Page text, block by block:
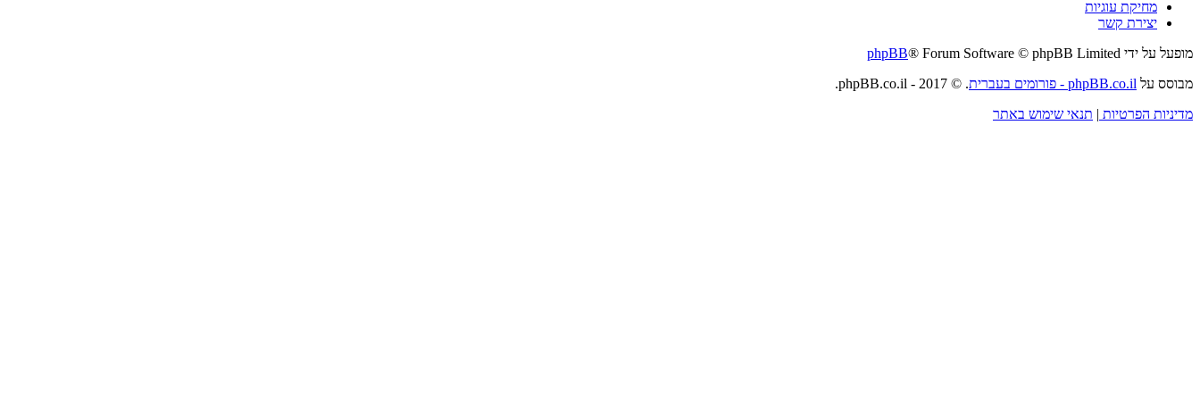
מחיקת עוגיות
יצירת קשר
מופעל על ידי
phpBB® Forum Software © phpBB Limited
מבוסס על phpBB.co.il - פורומים בעברית
. © 2017 - phpBB.co.il.
מדיניות הפרטיות | תנאי שימוש באתר